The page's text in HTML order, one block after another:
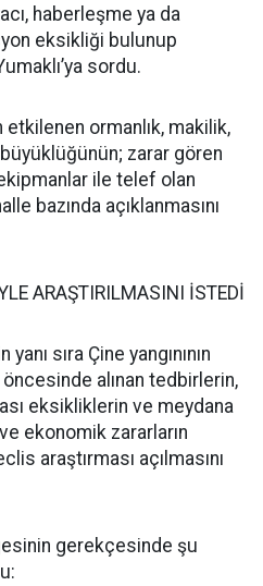
haberleşme ya da
eksikliği bulunup
sordu.
etkilenen ormanlık, makilik,
büyüklüğünün; zarar gören
ile telef olan
bazında açıklanmasını
ARAŞTIRILMASINI İSTEDİ
sıra Çine yangınının
öncesinde alınan tedbirlerin,
eksikliklerin ve meydana
ekonomik zararların
araştırması açılmasını
gerekçesinde şu